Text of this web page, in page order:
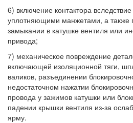
6) включение контактора
уплотняющими манжетами, а также
замыкании в катушке вентиля или
привода;
7) механическое повреждение
включающей изоляционной тяги,
валиков, разъединении
недостаточном нажатии
провода у зажимов катушки или
падении крышки вентиля из-за
ярму.